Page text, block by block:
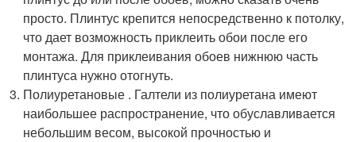
просто. Плинтус крепится непосредственно к потолку,
что дает возможность приклеить обои после его
монтажа. Для приклеивания обоев нижнюю часть
плинтуса нужно отогнуть.
Полиуретановые . Галтели из полиуретана имеют
наибольшее распространение, что обуславливается
небольшим весом, высокой прочностью и